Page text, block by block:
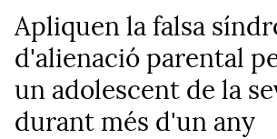
Apliquen la falsa
d'alienació parental
un adolescent de la
durant més d'un any